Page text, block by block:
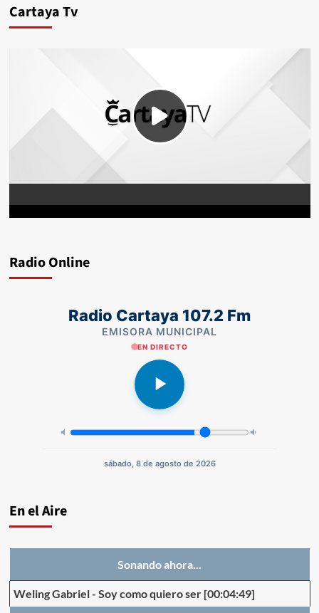
Cartaya Tv
Radio Online
Radio Cartaya 107.2 Fm
EMISORA MUNICIPAL
EN DIRECTO
sábado, 8 de agosto de 2026
En el Aire
Sonando ahora...
Weling Gabriel- Soy como quiero ser [00:04:49]